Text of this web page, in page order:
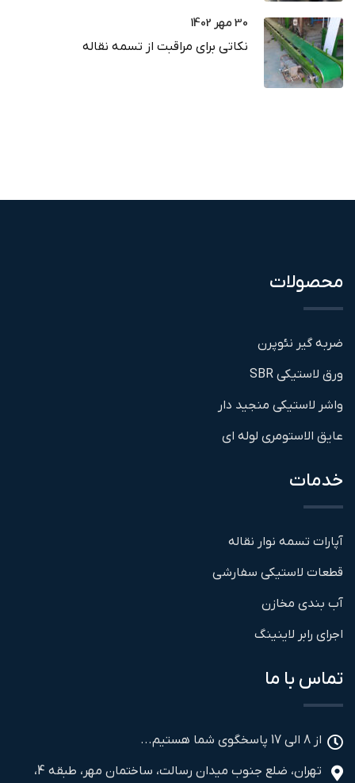
30 مهر 1402
نکاتی برای مراقبت از تسمه نقاله
محصولات
ضربه گیر نئوپرن
ورق لاستیکی SBR
واشر لاستیکی منجید دار
عایق الاستومری لوله ای
خدمات
آپارات تسمه نوار نقاله
قطعات لاستیکی سفارشی
آب بندی مخازن
اجرای رابر لاینینگ
تماس با ما
از 8 الی 17 پاسخگوی شما هستیم...
تهران، ضلع جنوب میدان رسالت، ساختمان مهر، طبقه 4،